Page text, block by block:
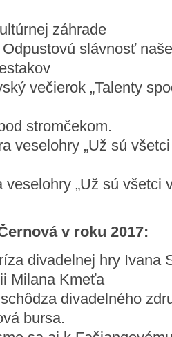
záhrade
Odpustovú slávnosť
večierok „Talenty
stromčekom.
veselohry „Už sú
veselohry „Už sú všetci
v roku 2017:
divadelnej hry Ivana
Milana Kmeťa
divadelného
bursa.